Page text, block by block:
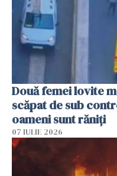
Două femei lovite
scăpat de sub
oameni sunt răniți
07 IULIE 2026